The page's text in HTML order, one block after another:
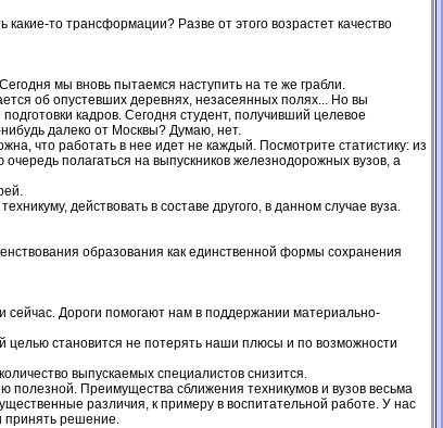
то трансформации? Разве от этого возрастет качество
мы вновь пытаемся наступить на те же грабли.
об опустевших деревнях, незасеянных полях... Но вы
кадров. Сегодня студент, получивший целевое
далеко от Москвы? Думаю, нет.
что работать в нее идет не каждый. Посмотрите статистику: из
полагаться на выпускников железнодорожных вузов, а
действовать в составе другого, в данном случае вуза.
образования как единственной формы сохранения
сейчас. Дороги помогают нам в поддержании материально-
целью становится не потерять наши плюсы и по возможности
выпускаемых специалистов снизится.
полезной. Преимущества сближения техникумов и вузов весьма
различия, к примеру в воспитательной работе. У нас
принять решение.